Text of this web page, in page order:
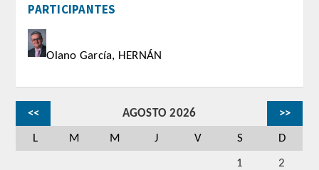
CIENCIAS BASICAS MEDICAS
HUMANIDADES Y CIENCIAS
PREVENCION,PROMOCION DE LA
SALUD Y GESTION NUEVAS
TECNOLOGIAS SANITARIAS
PARTICIPANTES
Olano García, HERNÁN
<< AGOSTO 2026 >>
L M M J V S D
1 2